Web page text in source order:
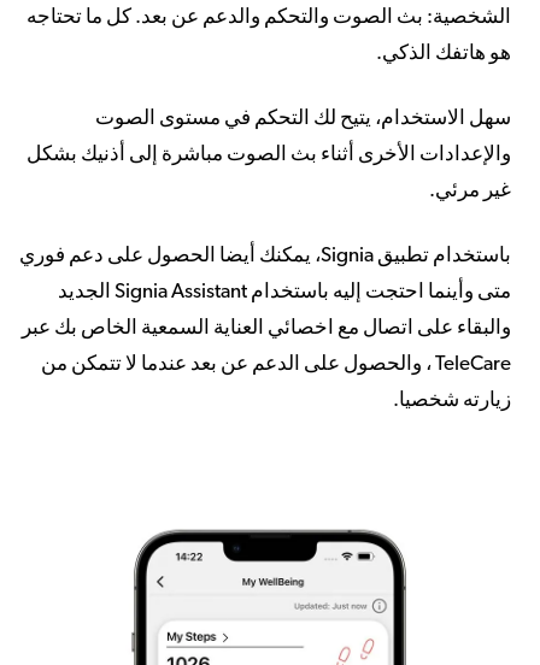
الشخصية: بث الصوت والتحكم والدعم عن بعد. كل ما تحتاجه
هو هاتفك الذكي.
سهل الاستخدام، يتيح لك التحكم في مستوى الصوت
والإعدادات الأخرى أثناء بث الصوت مباشرة إلى أذنيك بشكل
غير مرئي.
باستخدام تطبيق Signia، يمكنك أيضا الحصول على دعم فوري
متى وأينما احتجت إليه باستخدام Signia Assistant الجديد
والبقاء على اتصال مع اخصائي العناية السمعية الخاص بك عبر
TeleCare ، والحصول على الدعم عن بعد عندما لا تتمكن من
زيارته شخصيا.